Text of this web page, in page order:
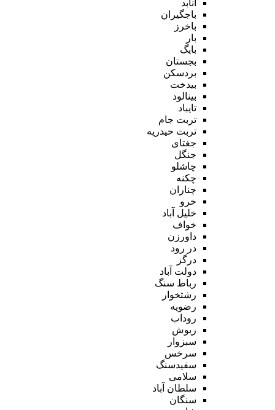
انابد
باجگیران
باخرز
بار
بایگ
بجستان
بردسکن
بیدخت
بینالود
تایباد
تربت جام
تربت حیدریه
جغتای
جنگل
چاشلو
چکنه
چناران
خرو
خلیل آباد
خواف
داورزن
در رود
درگز
دولت آباد
رباط سنگ
رشتخوار
رضویه
روداب
ریوش
سبزوار
سرخس
سفیدسنگ
سلامی
سلطان آباد
سنگان